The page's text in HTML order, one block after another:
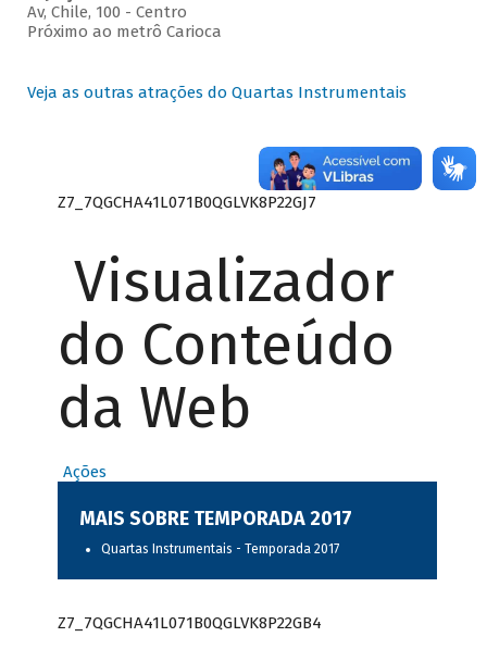
Av, Chile, 100 - Centro
Próximo ao metrô Carioca
Veja as outras atrações do Quartas Instrumentais
Z7_7QGCHA41L071B0QGLVK8P22GJ7
Visualizador
do Conteúdo
da Web
Ações
MAIS SOBRE TEMPORADA 2017
Quartas Instrumentais - Temporada 2017
Z7_7QGCHA41L071B0QGLVK8P22GB4